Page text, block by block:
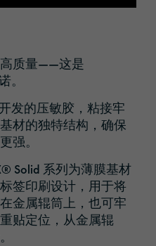
质量——这是
。
发的压敏胶，粘接牢
材的独特结构，确保
强。
Solid 系列为薄膜基材
签印刷设计，用于将
金属辊筒上，也可牢
贴定位，从金属辊